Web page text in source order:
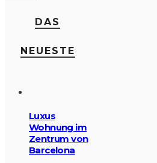
DAS
NEUESTE
Luxus
Wohnung im
Zentrum von
Barcelona